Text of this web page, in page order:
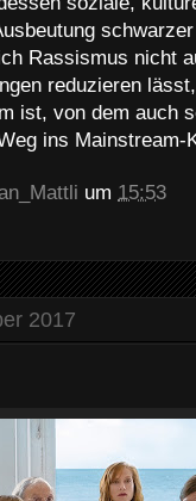
Rassismus nicht
reduzieren
ist, von dem auch
ins Mainstream-
um 15:53
2017